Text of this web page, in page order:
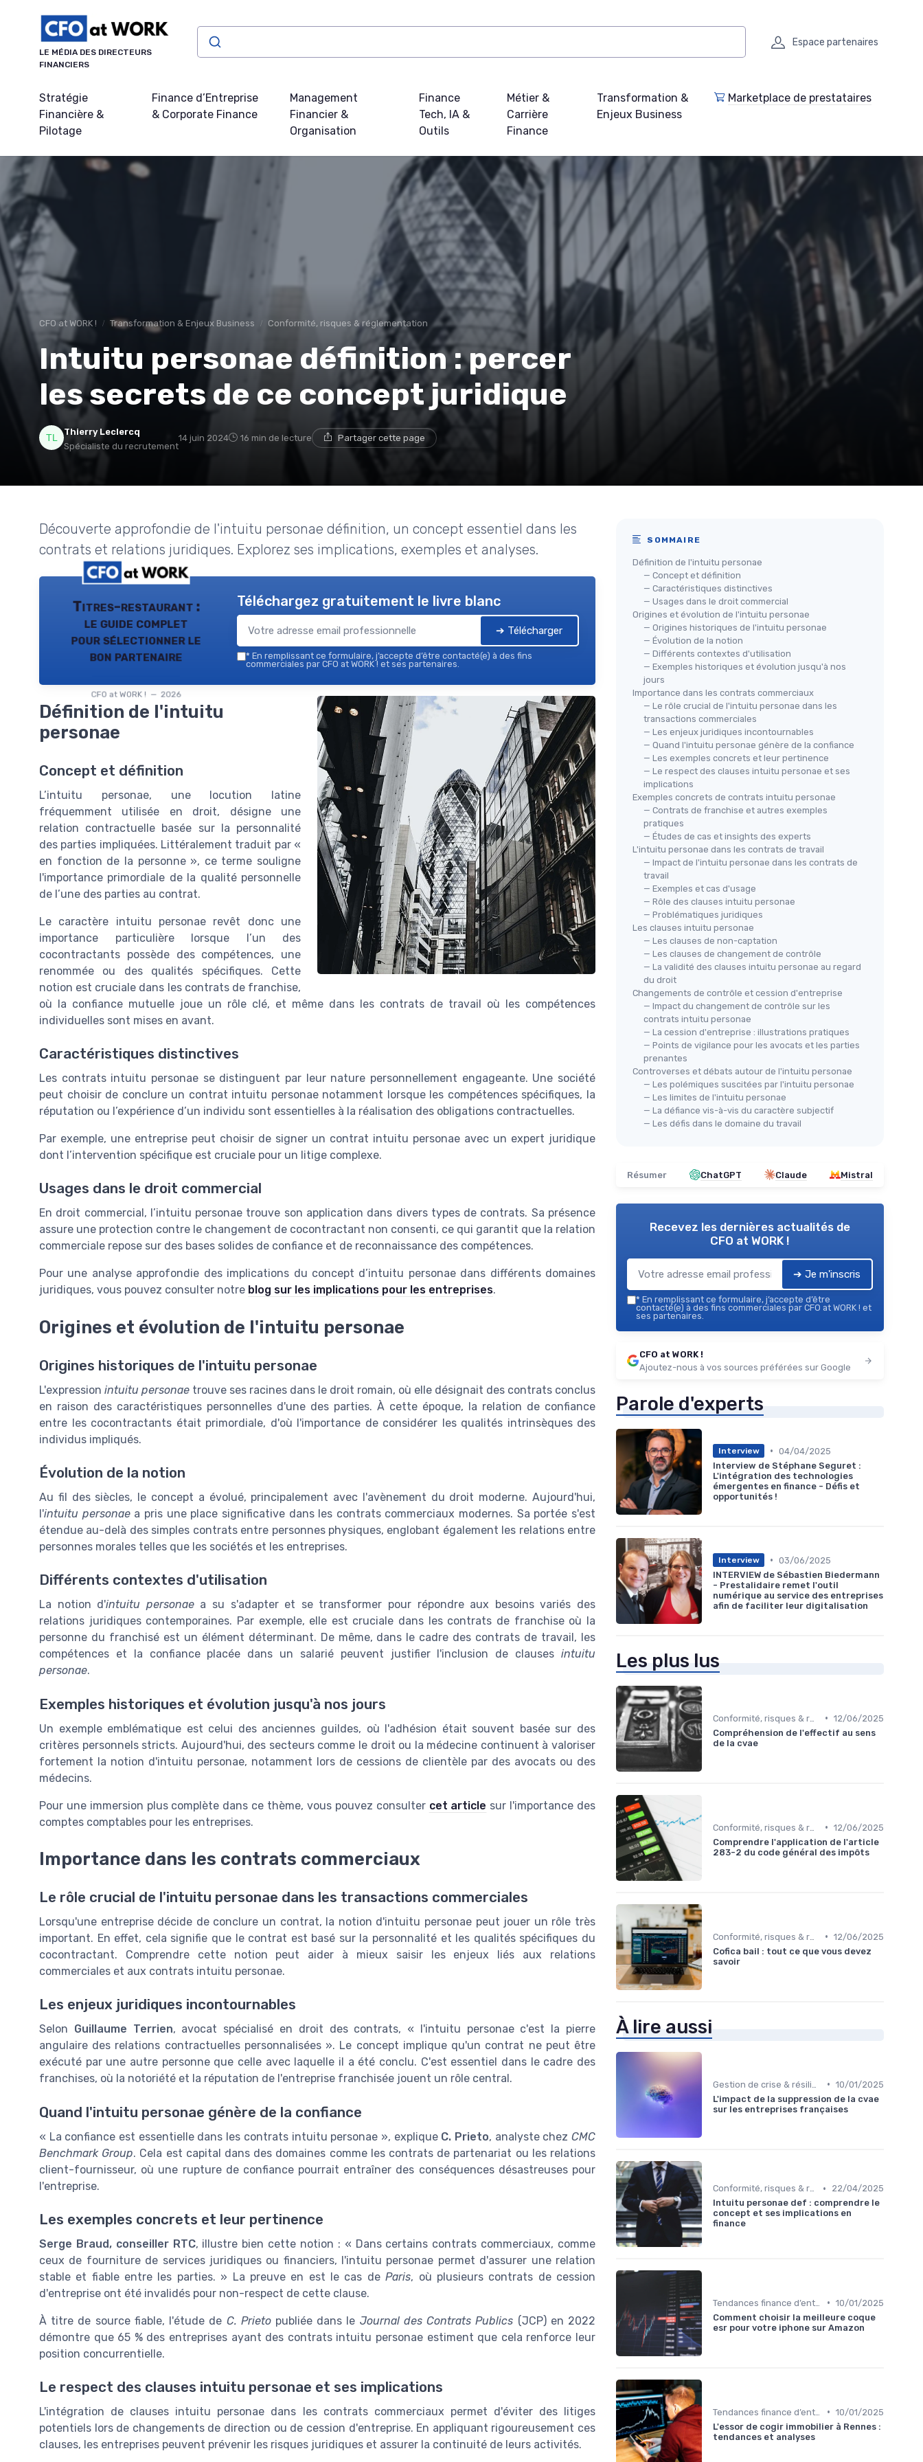
LE MÉDIA DES DIRECTEURS
FINANCIERS
Espace partenaires
Stratégie
Financière &
Pilotage
Finance d’Entreprise
& Corporate Finance
Management
Financier &
Organisation
Finance
Tech, IA &
Outils
Métier &
Carrière
Finance
Transformation &
Enjeux Business
Marketplace de prestataires
CFO at WORK ! Transformation & Enjeux Business Conformité, risques & réglementation
Intuitu personae définition : percer
les secrets de ce concept juridique
Thierry Leclercq
Spécialiste du recrutement
14 juin 2024 16 min de lecture Partager cette page
Découverte approfondie de l'intuitu personae définition, un concept essentiel dans les
contrats et relations juridiques. Explorez ses implications, exemples et analyses.
Titres-restaurant :
le guide complet
pour sélectionner le
bon partenaire
CFO at WORK ! — 2026
Téléchargez gratuitement le livre blanc
➔ Télécharger
* En remplissant ce formulaire, j’accepte d’être contacté(e) à des fins
commerciales par CFO at WORK ! et ses partenaires.
Définition de l'intuitu
personae
Concept et définition
L’intuitu personae, une locution latine
fréquemment utilisée en droit, désigne une
relation contractuelle basée sur la personnalité
des parties impliquées. Littéralement traduit par «
en fonction de la personne », ce terme souligne
l'importance primordiale de la qualité personnelle
de l’une des parties au contrat.
Le caractère intuitu personae revêt donc une
importance particulière lorsque l’un des
cocontractants possède des compétences, une
renommée ou des qualités spécifiques. Cette
notion est cruciale dans les contrats de franchise,
où la confiance mutuelle joue un rôle clé, et même dans les contrats de travail où les compétences
individuelles sont mises en avant.
Caractéristiques distinctives
Les contrats intuitu personae se distinguent par leur nature personnellement engageante. Une société
peut choisir de conclure un contrat intuitu personae notamment lorsque les compétences spécifiques, la
réputation ou l’expérience d’un individu sont essentielles à la réalisation des obligations contractuelles.
Par exemple, une entreprise peut choisir de signer un contrat intuitu personae avec un expert juridique
dont l’intervention spécifique est cruciale pour un litige complexe.
Usages dans le droit commercial
En droit commercial, l’intuitu personae trouve son application dans divers types de contrats. Sa présence
assure une protection contre le changement de cocontractant non consenti, ce qui garantit que la relation
commerciale repose sur des bases solides de confiance et de reconnaissance des compétences.
Pour une analyse approfondie des implications du concept d’intuitu personae dans différents domaines
juridiques, vous pouvez consulter notre blog sur les implications pour les entreprises.
Origines et évolution de l'intuitu personae
Origines historiques de l'intuitu personae
L'expression intuitu personae trouve ses racines dans le droit romain, où elle désignait des contrats conclus
en raison des caractéristiques personnelles d'une des parties. À cette époque, la relation de confiance
entre les cocontractants était primordiale, d'où l'importance de considérer les qualités intrinsèques des
individus impliqués.
Évolution de la notion
Au fil des siècles, le concept a évolué, principalement avec l'avènement du droit moderne. Aujourd'hui,
l'intuitu personaea pris une place significative dans les contrats commerciaux modernes. Sa portée s'est
étendue au-delà des simples contrats entre personnes physiques, englobant également les relations entre
personnes morales telles que les sociétés et les entreprises.
Différents contextes d'utilisation
La notion d'intuitu personaea su s'adapter et se transformer pour répondre aux besoins variés des
relations juridiques contemporaines. Par exemple, elle est cruciale dans les contrats de franchise où la
personne du franchisé est un élément déterminant. De même, dans le cadre des contrats de travail, les
compétences et la confiance placée dans un salarié peuvent justifier l'inclusion de clauses intuitu
personae.
Exemples historiques et évolution jusqu'à nos jours
Un exemple emblématique est celui des anciennes guildes, où l'adhésion était souvent basée sur des
critères personnels stricts. Aujourd'hui, des secteurs comme le droit ou la médecine continuent à valoriser
fortement la notion d'intuitu personae, notamment lors de cessions de clientèle par des avocats ou des
médecins.
Pour une immersion plus complète dans ce thème, vous pouvez consulter cet article sur l'importance des
comptes comptables pour les entreprises.
Importance dans les contrats commerciaux
Le rôle crucial de l'intuitu personae dans les transactions commerciales
Lorsqu'une entreprise décide de conclure un contrat, la notion d'intuitu personae peut jouer un rôle très
important. En effet, cela signifie que le contrat est basé sur la personnalité et les qualités spécifiques du
cocontractant. Comprendre cette notion peut aider à mieux saisir les enjeux liés aux relations
commerciales et aux contrats intuitu personae.
Les enjeux juridiques incontournables
Selon Guillaume Terrien, avocat spécialisé en droit des contrats, « l'intuitu personae c'est la pierre
angulaire des relations contractuelles personnalisées ». Le concept implique qu'un contrat ne peut être
exécuté par une autre personne que celle avec laquelle il a été conclu. C'est essentiel dans le cadre des
franchises, où la notoriété et la réputation de l'entreprise franchisée jouent un rôle central.
Quand l'intuitu personae génère de la confiance
« La confiance est essentielle dans les contrats intuitu personae », explique C. Prieto, analyste chez CMC
Benchmark Group. Cela est capital dans des domaines comme les contrats de partenariat ou les relations
client-fournisseur, où une rupture de confiance pourrait entraîner des conséquences désastreuses pour
l'entreprise.
Les exemples concrets et leur pertinence
Serge Braud, conseiller RTC, illustre bien cette notion : « Dans certains contrats commerciaux, comme
ceux de fourniture de services juridiques ou financiers, l'intuitu personae permet d'assurer une relation
stable et fiable entre les parties. » La preuve en est le cas deParis, où plusieurs contrats de cession
d'entreprise ont été invalidés pour non-respect de cette clause.
À titre de source fiable, l'étude de C. Prietopubliée dans le Journal des Contrats Publics (JCP) en 2022
démontre que 65 % des entreprises ayant des contrats intuitu personae estiment que cela renforce leur
position concurrentielle.
Le respect des clauses intuitu personae et ses implications
L'intégration de clauses intuitu personae dans les contrats commerciaux permet d'éviter des litiges
potentiels lors de changements de direction ou de cession d'entreprise. En appliquant rigoureusement ces
clauses, les entreprises peuvent prévenir les risques juridiques et assurer la continuité de leurs activités.
SOMMAIRE
Définition de l'intuitu personae
— Concept et définition
— Caractéristiques distinctives
— Usages dans le droit commercial
Origines et évolution de l'intuitu personae
— Origines historiques de l'intuitu personae
— Évolution de la notion
— Différents contextes d'utilisation
— Exemples historiques et évolution jusqu'à nos
jours
Importance dans les contrats commerciaux
— Le rôle crucial de l'intuitu personae dans les
transactions commerciales
— Les enjeux juridiques incontournables
— Quand l'intuitu personae génère de la confiance
— Les exemples concrets et leur pertinence
— Le respect des clauses intuitu personae et ses
implications
Exemples concrets de contrats intuitu personae
— Contrats de franchise et autres exemples
pratiques
— Études de cas et insights des experts
L'intuitu personae dans les contrats de travail
— Impact de l'intuitu personae dans les contrats de
travail
— Exemples et cas d'usage
— Rôle des clauses intuitu personae
— Problématiques juridiques
Les clauses intuitu personae
— Les clauses de non-captation
— Les clauses de changement de contrôle
— La validité des clauses intuitu personae au regard
du droit
Changements de contrôle et cession d'entreprise
— Impact du changement de contrôle sur les
contrats intuitu personae
— La cession d'entreprise : illustrations pratiques
— Points de vigilance pour les avocats et les parties
prenantes
Controverses et débats autour de l'intuitu personae
— Les polémiques suscitées par l'intuitu personae
— Les limites de l'intuitu personae
— La défiance vis-à-vis du caractère subjectif
— Les défis dans le domaine du travail
Résumer ChatGPT Claude Mistral
Recevez les dernières actualités de
CFO at WORK !
➔ Je m'inscris
* En remplissant ce formulaire, j’accepte d’être
contacté(e) à des fins commerciales par CFO at WORK ! et
ses partenaires.
CFO at WORK !
Ajoutez-nous à vos sources préférées sur Google
Parole d'experts
Interview • 04/04/2025
Interview de Stéphane Seguret :
L'intégration des technologies
émergentes en finance - Défis et
opportunités !
Interview • 03/06/2025
INTERVIEW de Sébastien Biedermann
- Prestalidaire remet l'outil
numérique au service des entreprises
afin de faciliter leur digitalisation
Les plus lus
• 12/06/2025
Compréhension de l'effectif au sens
de la cvae
• 12/06/2025
Comprendre l'application de l'article
283-2 du code général des impôts
• 12/06/2025
Cofica bail : tout ce que vous devez
savoir
À lire aussi
• 10/01/2025
L'impact de la suppression de la cvae
sur les entreprises françaises
Conformité, risques & réglementation •
22/04/2025
Intuitu personae def : comprendre le
concept et ses implications en
finance
• 10/01/2025
Comment choisir la meilleure coque
esr pour votre iphone sur Amazon
• 10/01/2025
L'essor de cogir immobilier à Rennes :
tendances et analyses